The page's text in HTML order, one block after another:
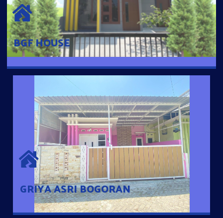
BGF HOUSE
Hunian Mewah Pusat Kota dengan fasilitas Free Desain, Dapur,
Parkir Mobil dengan 3 Kamar Tidur dan 2 Kamar Mandi.
GRIYA ASRI BOGORAN
GRIYA ASRI BOGORAN
Desain Modern Minimalis dengan Konsep Rumah Pintar
Sehingga Memudahkan Penghuni mengakses rumahnya
dengan Ponsel